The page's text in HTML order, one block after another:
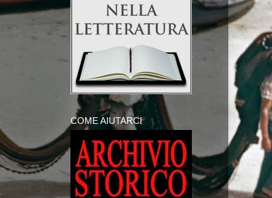
COME AIUTARCI